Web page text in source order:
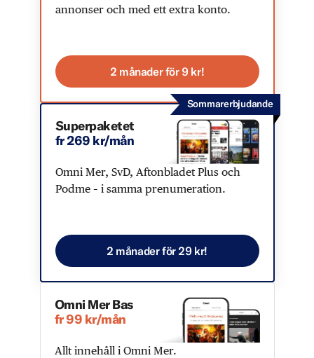
annonser och med ett extra konto.
2 månader för 9 kr!
Sommarerbjudande
Superpaketet
fr 269 kr/mån
Omni Mer, SvD, Aftonbladet Plus och
Podme – i samma prenumeration.
2 månader för 29 kr!
Omni Mer Bas
fr 99 kr/mån
Allt innehåll i Omni Mer.